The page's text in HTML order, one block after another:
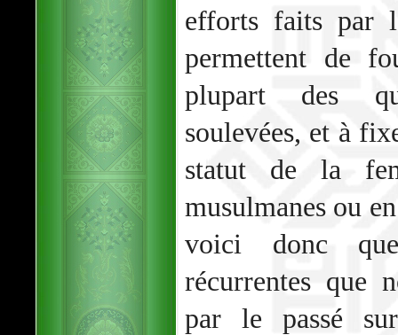
efforts faits
permettent de
plupart des
soulevées, et à
statut de la
musulmanes ou
voici donc
récurrentes que
par le passé